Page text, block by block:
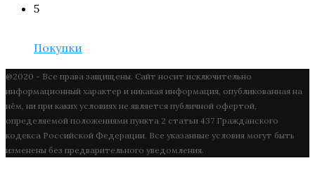
5
Покупки
@2020 - Все права защищены. Сайт носит исключительно
информационный характер и никакая информация, опубликованная на
нём, ни при каких условиях не является публичной офертой,
определяемой положениями пункта 2 статьи 437 Гражданского
кодекса Российской Федерации. Все указанные условия могут быть
изменены без предварительного уведомления.